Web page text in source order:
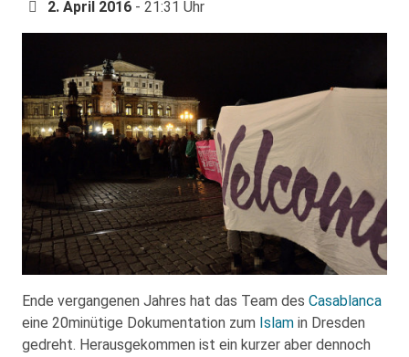
2. April 2016 - 21:31 Uhr
Ende vergangenen Jahres hat das Team des Casablanca
eine 20minütige Dokumentation zum Islam in Dresden
gedreht. Herausgekommen ist ein kurzer aber dennoch